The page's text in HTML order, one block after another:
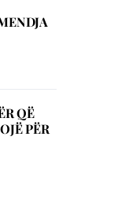
QË
PËR